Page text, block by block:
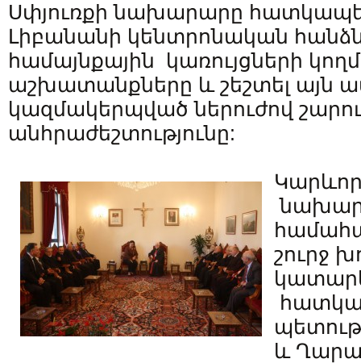
Սփյուռքի նախարարը
Լիբանանի կենտրոնական
համայնքային կառույցների
աշխատանքները և շեշտել այն
կազմակերպված ներուժով
անհրաժեշտությունը:
շուրջ
և